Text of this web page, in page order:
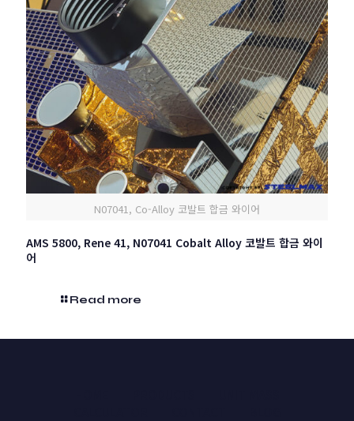
N07041, Co-Alloy 코발트 합금 와이어
AMS 5800, Rene 41, N07041 Cobalt Alloy 코발트 합금 와이
어
Read more